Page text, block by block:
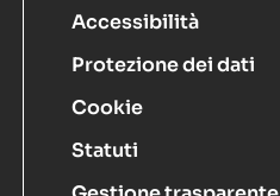
Accessibilità
Protezione dei dati
Cookie
Statuti